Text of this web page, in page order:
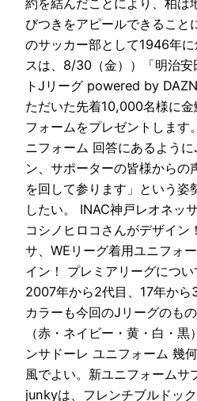
びつきをアピールできること
のサッカー部として1946年
スは、8/30（金））「明治安
トJリーグ powered by
ただいた先着10,000名様に
フォームをプレゼントします
ニフォーム 回答にあるよう
ン、サポーターの皆様からの
を回して参ります」という姿
したい。 INAC神戸レオネッ
コシノヒロコさんがデザイン
サ、WEリーグ着用ユニフォ
イン！ プレミアリーグについ
2007年から2代目、17年から
カラーも今回のJリーグのも
（赤・ネイビー・黄・白・
ンサドーレ ユニフォーム 幾
風でよい。新ユニフォーム
junkyは、フレンチブルドッ